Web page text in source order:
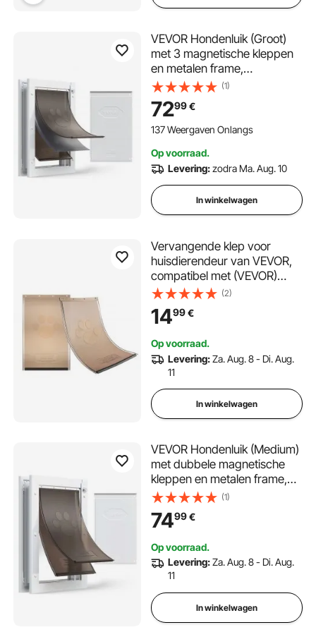
VEVOR Hondenluik (Groot)
met 3 magnetische kleppen
en metalen frame,
weerbestendig kattenluik
voor binnen- en
buitendeuren, kattenluik,
hondenluik, huisdierluik, wit,
hoogte) Huisdierluik
(1)
7299€
137 Weergaven Onlangs
Op voorraad.
Levering:zodra Ma. Aug. 10
In winkelwagen
Vervangende klep voor
huisdierendeur van VEVOR,
compatibel met (VEVOR)
huisdierendeuren, 133,4 x
206,4 mm, duurzamer,
weerbestendig, dikker PVC
lange magneetstrip (S)
(2)
1499€
Op voorraad.
Levering:Za. Aug. 8 - Di. Aug.
11
In winkelwagen
VEVOR Hondenluik (Medium)
met dubbele magnetische
kleppen en metalen frame,
weerbestendig kattenluik
voor binnen- en
buitendeuren, kattenluik,
26,04 x 41,28 cm (breedte x
hoogte)
(1)
7499€
Op voorraad.
Levering:Za. Aug. 8 - Di. Aug.
11
In winkelwagen